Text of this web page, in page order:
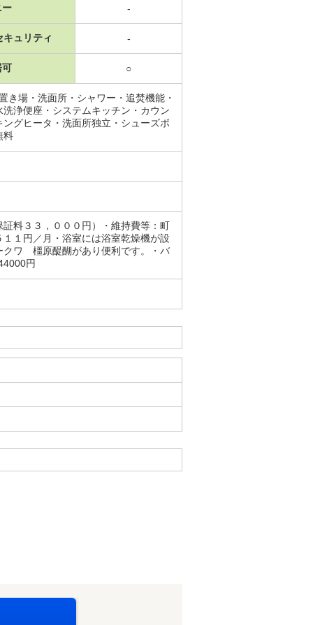
ー -
キュリティ -
可 ○
き場・洗面所・シャワー・追焚機能・
浄便座・システムキッチン・カウン
グヒータ・洗面所独立・シューズボ
料
料３３，０００円）・維持費等：町
１円／月・浴室には浴室乾燥機が設
クワ 橿原醍醐があり便利です。・バ
円